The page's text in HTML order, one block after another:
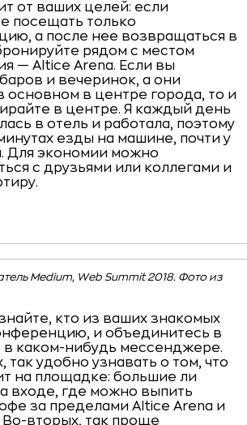
от ваших целей: если
посещать только
а после нее возвращаться в
рядом с местом
— Altice Arena. Если вы
и вечеринок, а они
основном в центре города, то и
в центре. Я каждый день
в отель и работала, поэтому
езды на машине, почти у
Для экономии можно
с друзьями или коллегами и
Medium, Web Summit 2018. Фото из
кто из ваших знакомых
и объединитесь в
в каком-нибудь мессенджере.
так удобно узнавать о том, что
на площадке: большие ли
входе, где можно выпить
за пределами Altice Arena и
Во-вторых, так проще